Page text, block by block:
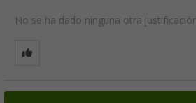
No se ha dado ninguna otra